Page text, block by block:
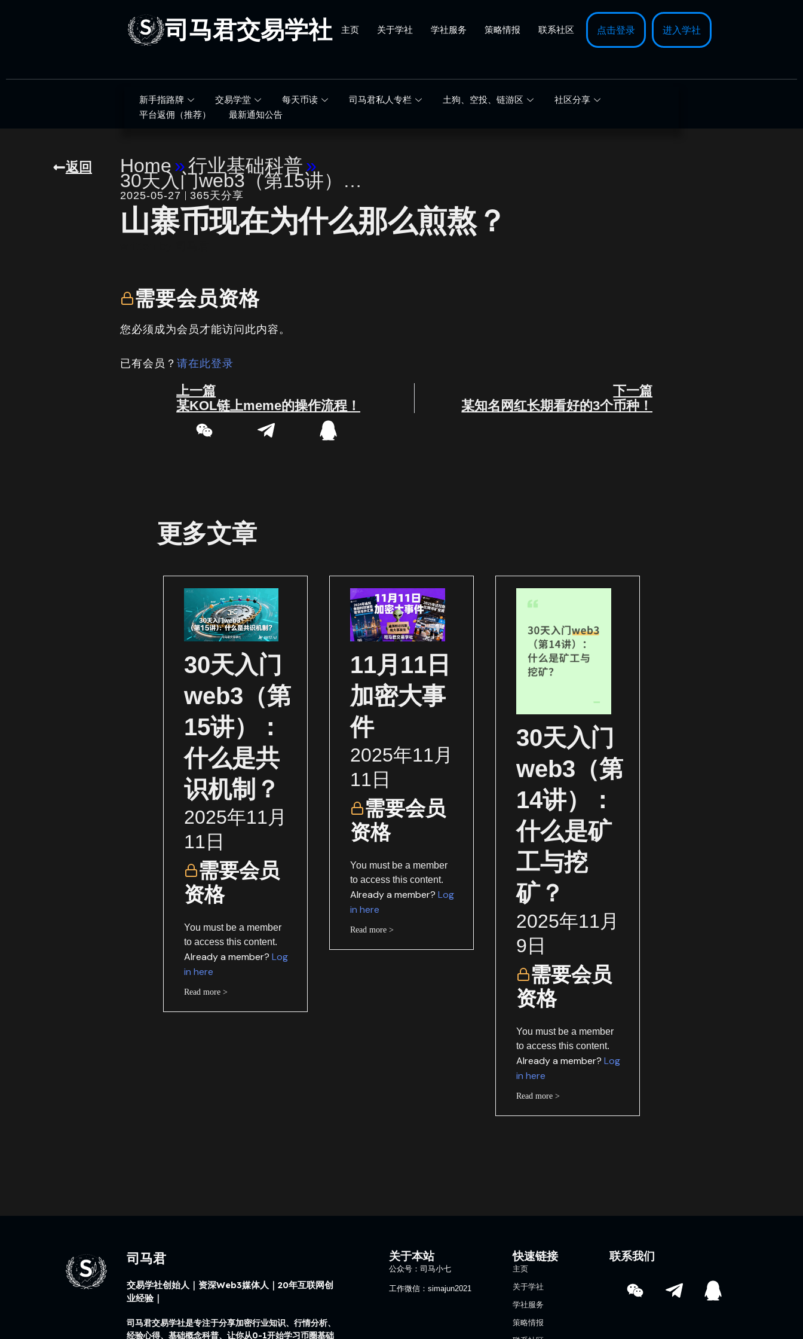
司马君交易学社 主页 关于学社 学社服务 策略情报 联系社区 点击登录 进入学社
新手指路牌 交易学堂 每天币读 司马君私人专栏 土狗、空投、链游区
社区分享
平台返佣（推荐）
最新通知公告
返回 Home»行业基础科普»
30天入门web3（第15讲）…
2025-05-27 365天分享
山寨币现在为什么那么煎熬？
需要会员资格
您必须成为会员才能访问此内容。
已有会员？请在此登录
Prev
上一篇
某KOL链上meme的操作流程！
下一篇
某知名网红长期看好的3个币种！
更多文章
30天入门
web3（第
15讲）：
什么是共
识机制？
2025年11月
11日
需要会员
资格
You must be a member
to access this content.
Already a member? Log
in here
Read more >
11月11日
加密大事
件
2025年11月
11日
需要会员
资格
You must be a member
to access this content.
Already a member? Log
in here
Read more >
30天入门
web3（第
14讲）：
什么是矿
工与挖
矿？
2025年11月
9日
需要会员
资格
You must be a member
to access this content.
Already a member?Log
in here
Read more >
司马君
交易学社创始人｜资深Web3媒体人｜20年互联网创
业经验｜
司马君交易学社是专注于分享加密行业知识、行情分析、
经验心得、基础概念科普、让你从0-1开始学习币圈基础
关于本站
公众号：司马小七
工作微信：simajun2021
快速链接
主页
关于学社
学社服务
策略情报
联系我们